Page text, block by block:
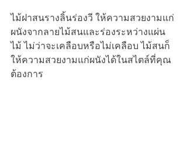
ไม้ฝาสนรางลิ้นร่องวี ให้ความสวยงามแก่
ผนังจากลายไม้สนและร่องระหว่างแผ่น
ไม้ ไม่ว่าจะเคลือบหรือไม่เคลือบ ไม้สนก็
ให้ความสวยงามแก่ผนังได้ในสไตล์ที่คุณ
ต้องการ